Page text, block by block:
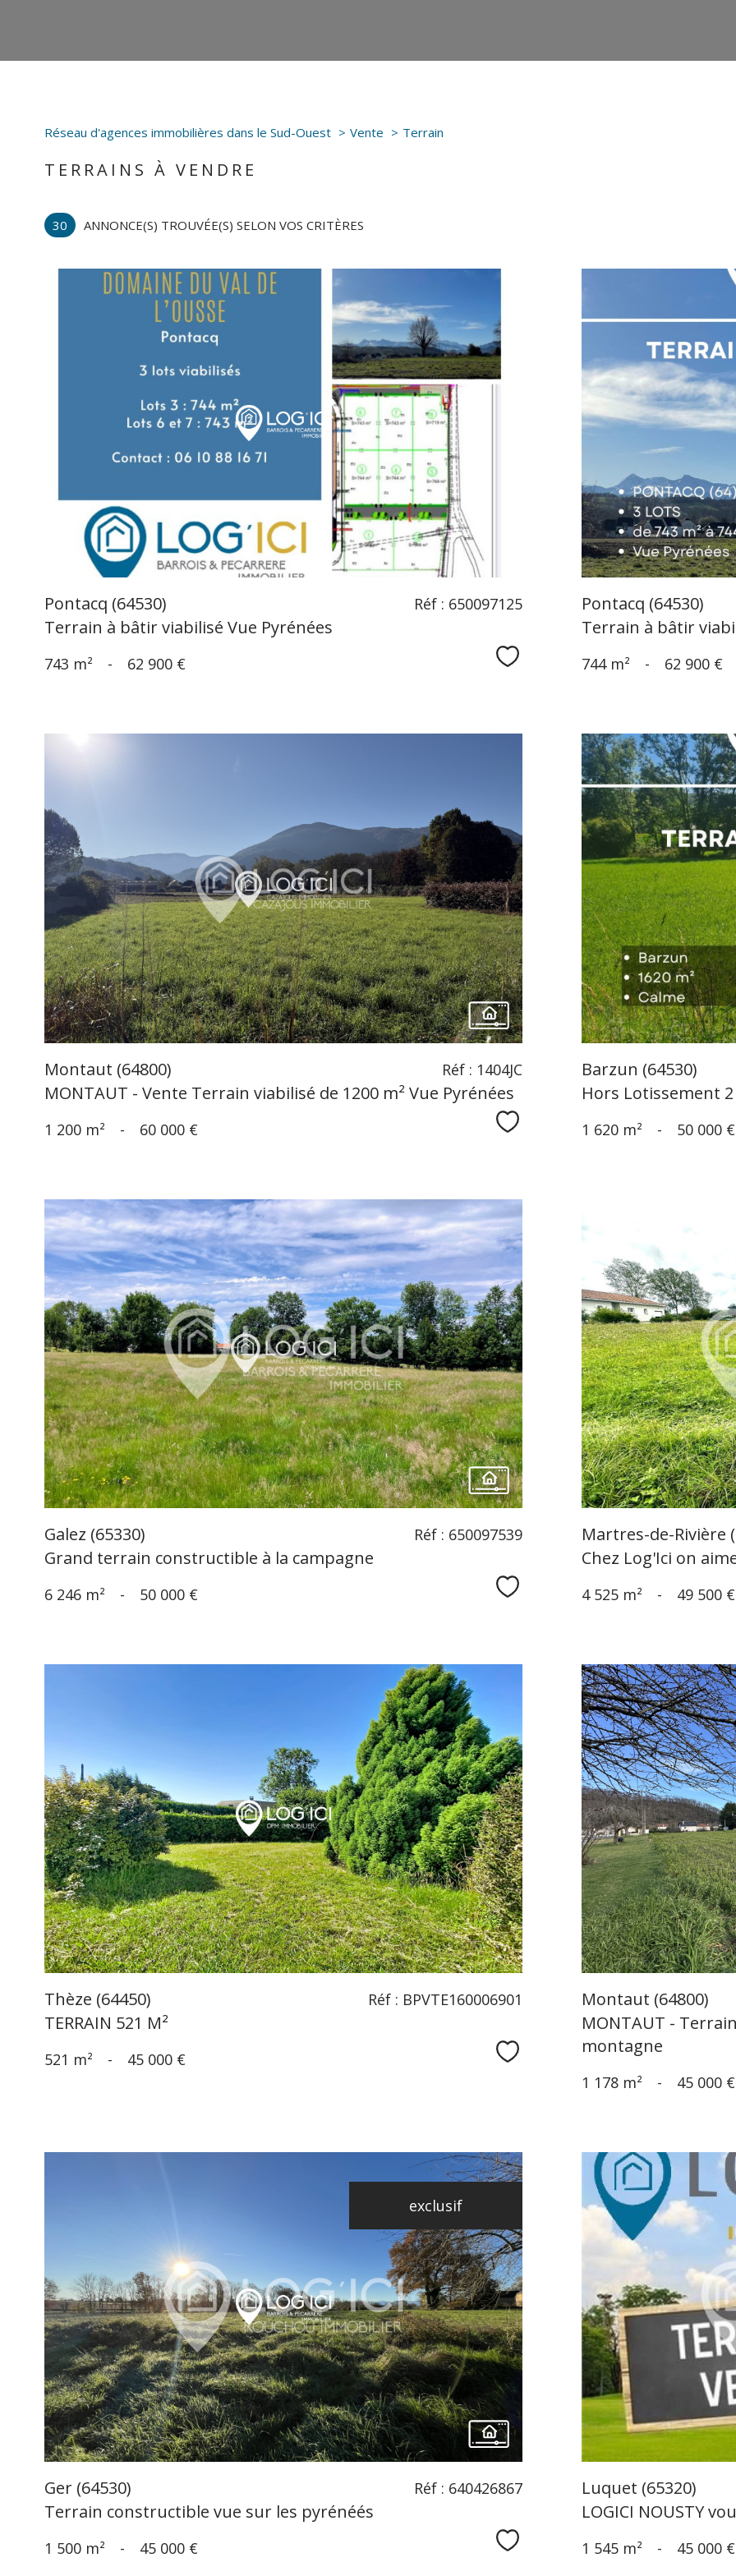
Réseau d'agences immobilières dans le Sud-Ouest Vente Terrain
TERRAINS À VENDRE
30 ANNONCE(S) TROUVÉE(S) SELON VOS CRITÈRES
voir le
bien
Pontacq (64530)
Terrain à bâtir viabilisé Vue Pyrénées
Réf : 650097125
743 m² - 62 900 € Sélectionner
Pontacq (64530)
Terrain à bâtir
744 m² - 62 900 €
voir le
bien
Montaut (64800)
MONTAUT - Vente Terrain viabilisé de 1200 m² Vue Pyrénées
Réf : 1404JC
1 200 m² - 60 000 € Sélectionner
Barzun (64530)
Hors Lotissement
1 620 m² - 50 000 €
voir le
bien
Galez (65330)
Grand terrain constructible à la campagne
Réf : 650097539
6 246 m² - 50 000 € Sélectionner
Martres-de-Rivière
Chez Log'Ici on
4 525 m² - 49 500 €
voir le
bien
Thèze (64450)
TERRAIN 521 M²
Réf : BPVTE160006901
521 m² - 45 000 € Sélectionner
Montaut (64800)
MONTAUT -
montagne
1 178 m² - 45 000 €
exclusif
voir le
bien
Ger (64530)
Terrain constructible vue sur les pyrénéés
Réf : 640426867
1 500 m² - 45 000 € Sélectionner
Luquet (65320)
LOGICI NOUSTY
1 545 m² - 45 000 €